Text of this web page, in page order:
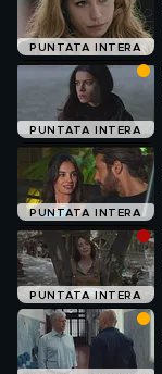
PUNTATA INTERA
PUNTATA INTERA
PUNTATA INTERA
PUNTATA INTERA